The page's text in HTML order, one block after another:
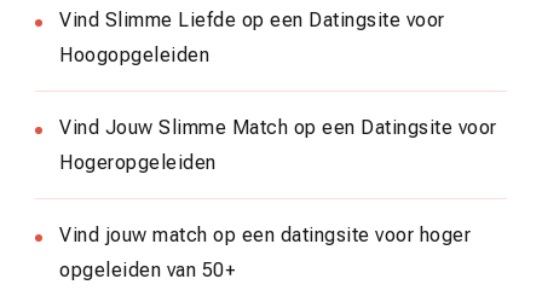
Vind Slimme Liefde op een Datingsite voor
Hoogopgeleiden
Vind Jouw Slimme Match op een Datingsite voor
Hogeropgeleiden
Vind jouw match op een datingsite voor hoger
opgeleiden van 50+